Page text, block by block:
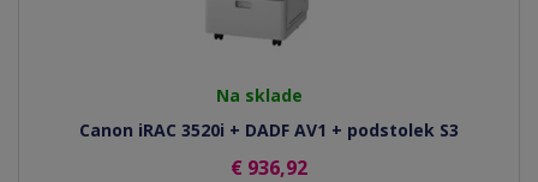
Na sklade
Canon iRAC 3520i + DADF AV1 + podstolek S3
€ 936,92